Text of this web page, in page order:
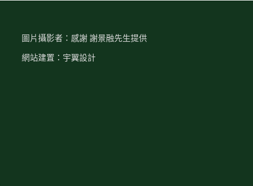
圖片攝影者：感謝 謝景融先生提供
網站建置：宇翼設計